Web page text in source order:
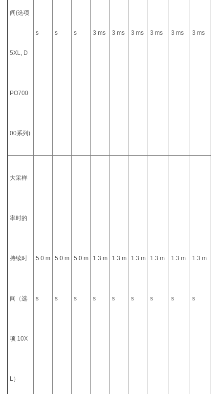
间(选项
5XL, D
PO700
00系列)
s s s 3 ms 3 ms 3 ms 3 ms 3 ms 3 ms
大采样
率时的
持续时
间（选
项 10X
L）
5.0 m
s
5.0 m
s
5.0 m
s
1.3 m
s
1.3 m
s
1.3 m
s
1.3 m
s
1.3 m
s
1.3 m
s